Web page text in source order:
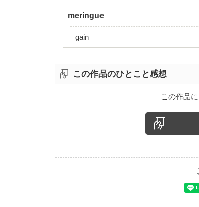
meringue
gain
この作品のひとこと感想
この作品